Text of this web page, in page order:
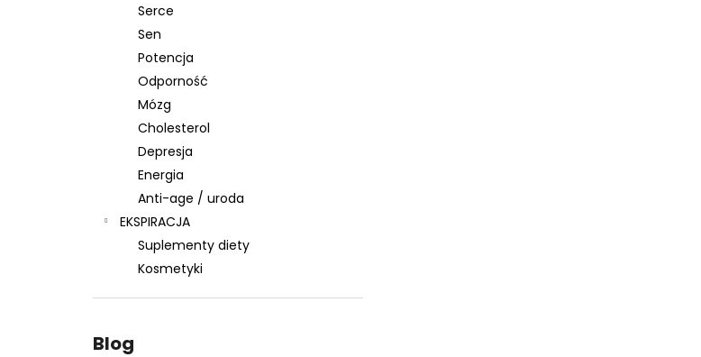
Serce
Sen
Potencja
Odporność
Mózg
Cholesterol
Depresja
Energia
Anti-age / uroda
EKSPIRACJA
Suplementy diety
Kosmetyki
Blog